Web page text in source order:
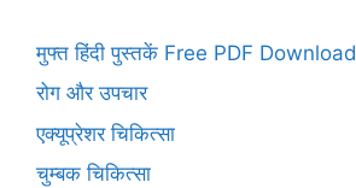
मुफ्त हिंदी पुस्तकें Free PDF Download
रोग और उपचार
एक्यूप्रेशर चिकित्सा
चुम्बक चिकित्सा